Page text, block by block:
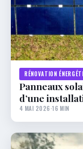
RÉNOVATION
Panneaux
d’une
4 MAI 2026·16 MIN